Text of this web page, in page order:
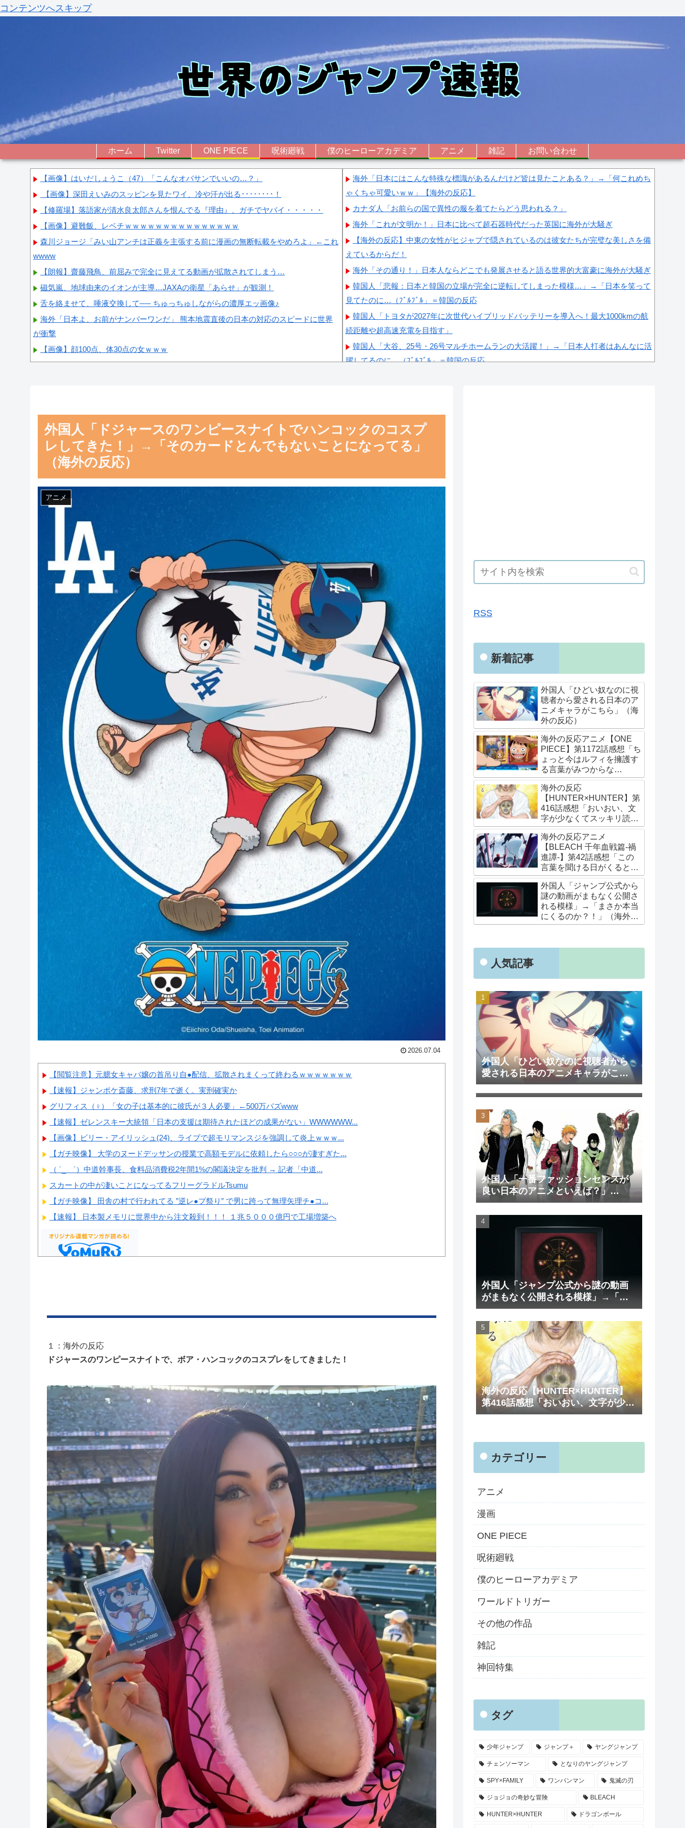
コンテンツへスキップ
ホーム Twitter ONE PIECE 呪術廻戦 僕のヒーローアカデミア アニメ 雑記 お問い合わせ
【画像】はいだしょうこ（47）「こんなオバサンでいいの…？」
【画像】深田えいみのスッピンを見たワイ、冷や汗が出る････････！
【修羅場】落語家が清水良太郎さんを恨んでる『理由』、ガチでヤバイ・・・・・
【画像】避難飯、レベチｗｗｗｗｗｗｗｗｗｗｗｗｗｗｗ
森川ジョージ「みい山アンチは正義を主張する前に漫画の無断転載をやめろよ」←これ
wwww
【朗報】齋藤飛鳥、前屈みで完全に見えてる動画が拡散されてしまう…
磁気嵐、地球由来のイオンが主導…JAXAの衛星「あらせ」が観測！
舌を絡ませて、唾液交換して── ちゅっちゅしながらの濃厚エッ画像♪
海外「日本よ、お前がナンバーワンだ」 熊本地震直後の日本の対応のスピードに世界
が衝撃
【画像】顔100点、体30点の女ｗｗｗ
海外「日本にはこんな特殊な標識があるんだけど皆は見たことある？」→「何これめち
ゃくちゃ可愛いｗｗ」【海外の反応】
カナダ人「お前らの国で異性の服を着てたらどう思われる？」
海外「これが文明か！」日本に比べて超石器時代だった英国に海外が大騒ぎ
【海外の反応】中東の女性がヒジャブで隠されているのは彼女たちが完璧な美しさを備
えているからだ！
海外「その通り！」日本人ならどこでも発展させると語る世界的大富豪に海外が大騒ぎ
韓国人「悲報：日本と韓国の立場が完全に逆転してしまった模様…」→「日本を笑って
見てたのに…（ﾌﾞﾙﾌﾞﾙ」＝韓国の反応
韓国人「トヨタが2027年に次世代ハイブリッドバッテリーを導入へ！最大1000kmの航
続距離や超高速充電を目指す」
韓国人「大谷、25号・26号マルチホームランの大活躍！」→「日本人打者はあんなに活
躍してるのに…（ﾌﾞﾙﾌﾞﾙ」＝韓国の反応
外国人「ドジャースのワンピースナイトでハンコックのコスプ
レしてきた！」→「そのカードとんでもないことになってる」
（海外の反応）
アニメ
2026.07.04
【閲覧注意】元臆女キャバ嬢の首吊り自●配信、拡散されまくって終わるｗｗｗｗｗｗｗ
【速報】ジャンポケ斎藤、求刑7年で逝く。実刑確実か
グリフィス（♀）「女の子は基本的に彼氏が３人必要」←500万バズwww
【速報】ゼレンスキー大統領「日本の支援は期待されたほどの成果がない」WWWWWW...
【画像】ビリー・アイリッシュ(24)、ライブで超モリマンスジを強調して炎上ｗｗｗ...
【ガチ映像】 大学のヌードデッサンの授業で高額モデルに依頼したら○○○が凄すぎた...
（ ´_ゝ`）中道幹事長、食料品消費税2年間1%の閣議決定を批判 → 記者「中道...
スカートの中が凄いことになってるフリーグラドルTsumu
【ガチ映像】 田舎の村で行われてる ”逆レ●プ祭り” で男に跨って無理矢理チ●コ...
【速報】 日本製メモリに世界中から注文殺到！！！ １兆５０００億円で工場増築へ
１：海外の反応
ドジャースのワンピースナイトで、ボア・ハンコックのコスプレをしてきました！
RSS
新着記事
外国人「ひどい奴なのに視
聴者から愛される日本のア
ニメキャラがこちら」（海
外の反応）
海外の反応アニメ【ONE
PIECE】第1172話感想「ち
ょっと今はルフィを擁護す
る言葉がみつからな
い･･･」
海外の反応
【HUNTER×HUNTER】第
416話感想「おいおい、文
字が少なくてスッキリ読め
るぞ！！」
海外の反応アニメ
【BLEACH 千年血戦篇-禍
進譚-】第42話感想「この
言葉を聞ける日がくると
は･･･夢みたいだ」
外国人「ジャンプ公式から
謎の動画がまもなく公開さ
れる模様」→「まさか本当
にくるのか？！」（海外の
反応）
人気記事
外国人「ひどい奴なのに視聴者から
愛される日本のアニメキャラがこち
ら」（海外の反応）
外国人「日本のアニメを見て初めて
泣いた作品は？」→「2000年代の3大
泣けるアニメ」（海外の反応）
外国人「一番ファッションセンスが
良い日本のアニメといえば？」
→「一択でしょ」（海外の反応）
外国人「ジャンプ公式から謎の動画
がまもなく公開される模様」→「ま
さか本当にくるのか？！」（海外の
反応）
海外の反応【HUNTER×HUNTER】
第416話感想「おいおい、文字が少な
くてスッキリ読めるぞ！！」
カテゴリー
アニメ
漫画
ONE PIECE
呪術廻戦
僕のヒーローアカデミア
ワールドトリガー
その他の作品
雑記
神回特集
タグ
少年ジャンプ ジャンプ＋ ヤングジャンプ
チェンソーマン となりのヤングジャンプ
SPY×FAMILY ワンパンマン 鬼滅の刃
ジョジョの奇妙な冒険 BLEACH
HUNTER×HUNTER ドラゴンボール